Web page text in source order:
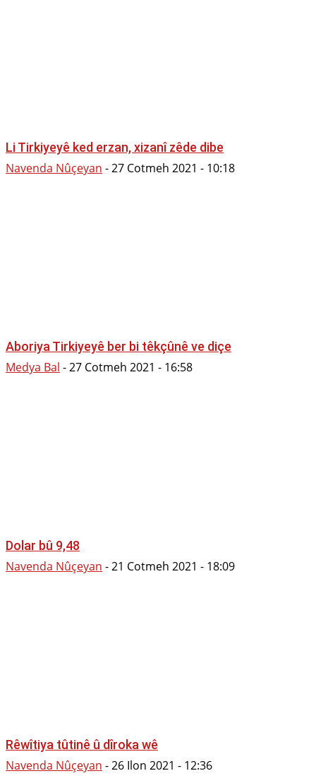
Li Tirkiyeyê ked erzan, xizanî zêde dibe
Navenda Nûçeyan -27 Cotmeh 2021 - 10:18
Aboriya Tirkiyeyê ber bi têkçûnê ve diçe
Medya Bal -27 Cotmeh 2021 - 16:58
Dolar bû 9,48
Navenda Nûçeyan -21 Cotmeh 2021 - 18:09
Rêwîtiya tûtinê û dîroka wê
Navenda Nûçeyan -26 Ilon 2021 - 12:36